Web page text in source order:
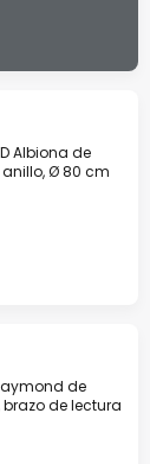
Albiona de
anillo, Ø 80 cm
de
brazo de lectura